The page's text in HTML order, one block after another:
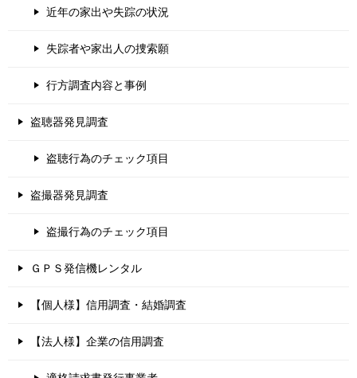
近年の家出や失踪の状況
失踪者や家出人の捜索願
行方調査内容と事例
盗聴器発見調査
盗聴行為のチェック項目
盗撮器発見調査
盗撮行為のチェック項目
ＧＰＳ発信機レンタル
【個人様】信用調査・結婚調査
【法人様】企業の信用調査